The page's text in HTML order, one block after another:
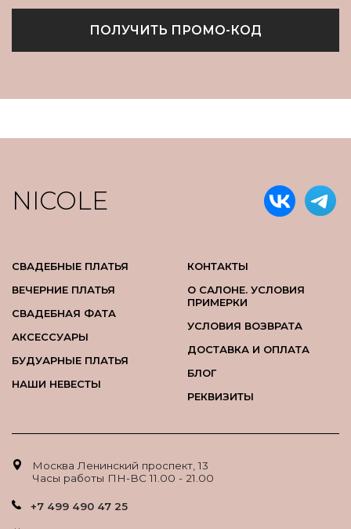
ПОЛУЧИТЬ ПРОМО-КОД
NICOLE
СВАДЕБНЫЕ ПЛАТЬЯ
ВЕЧЕРНИЕ ПЛАТЬЯ
СВАДЕБНАЯ ФАТА
АКСЕССУАРЫ
БУДУАРНЫЕ ПЛАТЬЯ
НАШИ НЕВЕСТЫ
КОНТАКТЫ
О САЛОНЕ. УСЛОВИЯ
ПРИМЕРКИ
УСЛОВИЯ ВОЗВРАТА
ДОСТАВКА И ОПЛАТА
БЛОГ
РЕКВИЗИТЫ
Москва Ленинский проспект, 13
Часы работы ПН-ВС 11.00 - 21.00
+7 499 490 47 25